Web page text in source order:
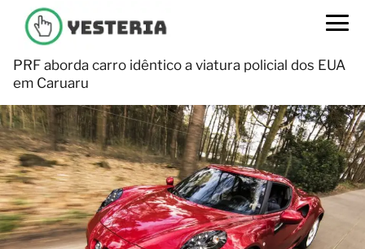
PRF aborda carro idêntico a viatura policial dos EUA
em Caruaru